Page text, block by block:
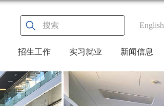
English
招生工作 实习就业 新闻信息